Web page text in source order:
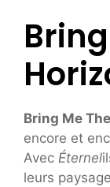
Bring Me
encore et
Avec Éternel
leurs